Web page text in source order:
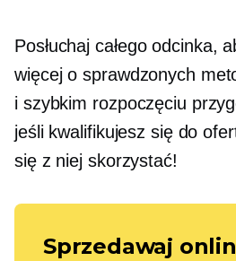
Posłuchaj całego odcinka,
więcej o sprawdzonych
i szybkim rozpoczęciu
jeśli kwalifikujesz się do
się z niej skorzystać!
Sprzedawaj